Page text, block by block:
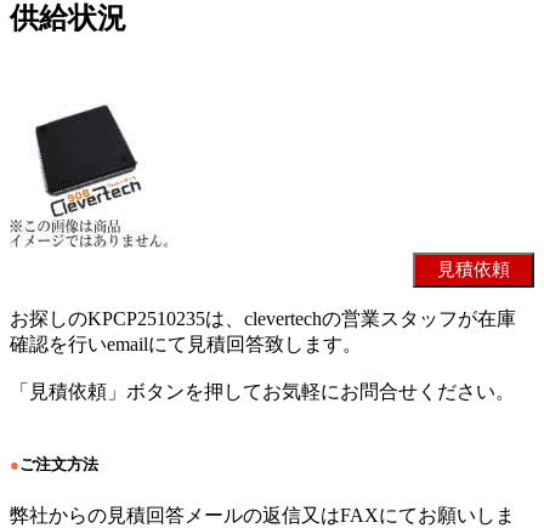
供給状況
お探しのKPCP2510235は、clevertechの営業スタッフが在庫
確認を行いemailにて見積回答致します。
「見積依頼」ボタンを押してお気軽にお問合せください。
●ご注文方法
弊社からの見積回答メールの返信又はFAXにてお願いしま